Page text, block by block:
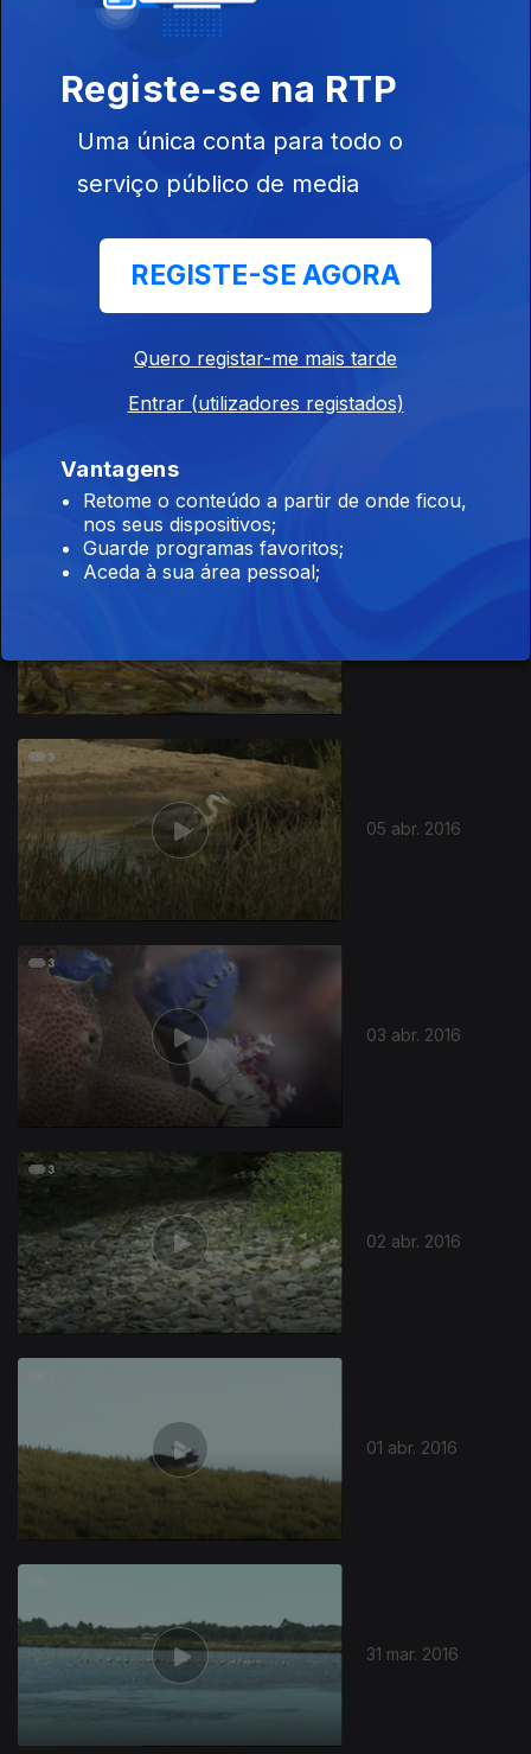
07 abr. 2016
05 abr. 2016
03 abr. 2016
230332
02 abr. 2016
01 abr. 2016
31 mar. 2016
Registe-se na RTP
Uma única conta para todo o
serviço público de media
REGISTE-SE AGORA
Quero registar-me mais tarde
Entrar (utilizadores registados)
Vantagens
Retome o conteúdo a partir de onde ficou,
nos seus dispositivos;
Guarde programas favoritos;
Aceda à sua área pessoal;